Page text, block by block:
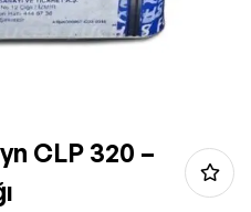
CLP 320 –